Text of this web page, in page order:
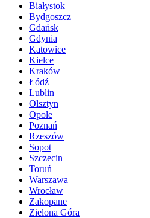
Białystok
Bydgoszcz
Gdańsk
Gdynia
Katowice
Kielce
Kraków
Łódź
Lublin
Olsztyn
Opole
Poznań
Rzeszów
Sopot
Szczecin
Toruń
Warszawa
Wrocław
Zakopane
Zielona Góra